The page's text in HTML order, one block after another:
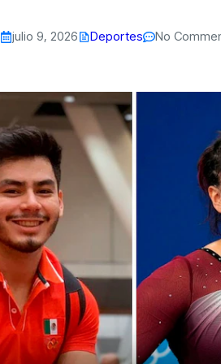
julio 9, 2026 Deportes No